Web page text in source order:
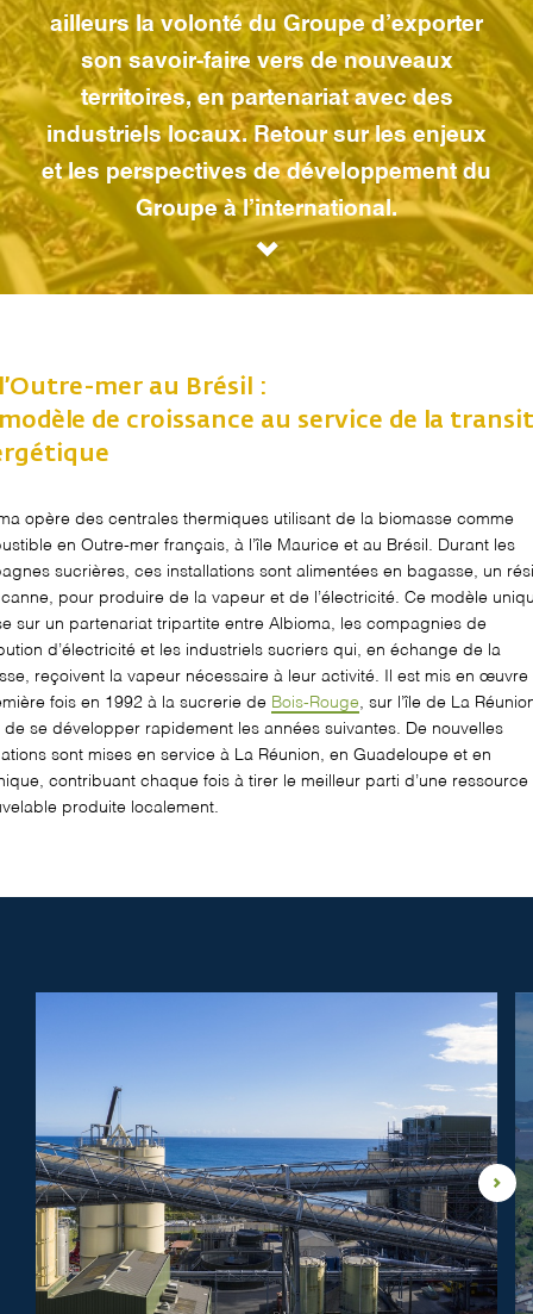
ailleurs la volonté du Groupe d’exporter
son savoir-faire vers de nouveaux
territoires, en partenariat avec des
industriels locaux. Retour sur les enjeux
et les perspectives de développement du
Groupe à l’international.
mer au Brésil :
de croissance au service de la
opère des centrales thermiques utilisant de la biomasse comme
en Outre-mer français, à l’île Maurice et au Brésil. Durant les
sucrières, ces installations sont alimentées en bagasse, un
pour produire de la vapeur et de l’électricité. Ce modèle
sur un partenariat tripartite entre Albioma, les compagnies de
d’électricité et les industriels sucriers qui, en échange de la
reçoivent la vapeur nécessaire à leur activité. Il est mis en œuvre
fois en 1992 à la sucrerie de Bois-Rouge, sur l’île de La
de se développer rapidement les années suivantes. De nouvelles
sont mises en service à La Réunion, en Guadeloupe et en
contribuant chaque fois à tirer le meilleur parti d’une ressource
produite localement.